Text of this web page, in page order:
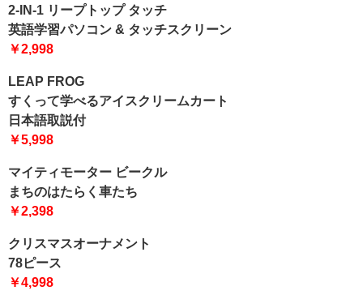
2-IN-1 リープトップ タッチ
英語学習パソコン & タッチスクリーン
￥2,998
LEAP FROG
すくって学べるアイスクリームカート
日本語取説付
￥5,998
マイティモーター ビークル
まちのはたらく車たち
￥2,398
クリスマスオーナメント
78ピース
￥4,998